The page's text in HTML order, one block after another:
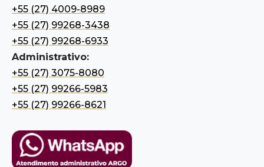
+55 (27) 4009-8989
+55 (27) 99268-3438
+55 (27) 99268-6933
Administrativo:
+55 (27) 3075-8080
+55 (27) 99266-5983
+55 (27) 99266-8621